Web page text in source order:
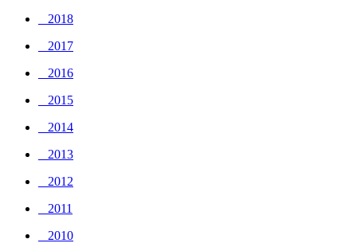
_ 2018
_ 2017
_ 2016
_ 2015
_ 2014
_ 2013
_ 2012
_ 2011
_ 2010